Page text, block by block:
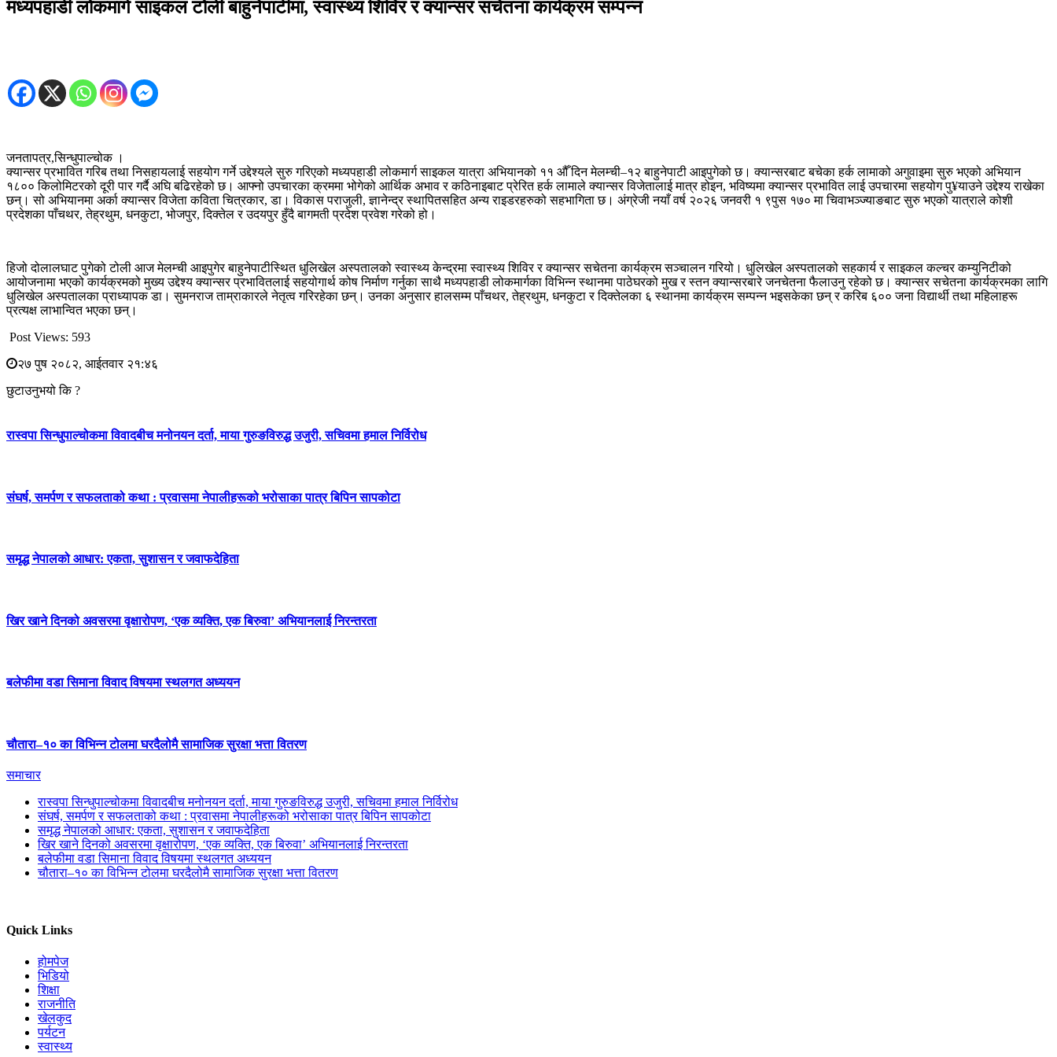
मध्यपहाडी लोकमार्ग साइकल टोली बाहुनेपाटीमा, स्वास्थ्य शिविर र क्यान्सर सचेतना कार्यक्रम सम्पन्न
जनतापत्र,सिन्धुपाल्चोक ।
क्यान्सर प्रभावित गरिब तथा निसहायलाई सहयोग गर्ने उद्देश्यले सुरु गरिएको मध्यपहाडी लोकमार्ग साइकल यात्रा अभियानको ११ औँ दिन मेलम्ची–१२ बाहुनेपाटी आइपुगेको छ। क्यान्सरबाट बचेका हर्क लामाको अगुवाइमा सुरु भएको अभियान
१८०० किलोमिटरको दूरी पार गर्दै अघि बढिरहेको छ। आफ्नो उपचारका क्रममा भोगेको आर्थिक अभाव र कठिनाइबाट प्रेरित हर्क लामाले क्यान्सर विजेतालाई मात्र होइन, भविष्यमा क्यान्सर प्रभावित लाई उपचारमा सहयोग पु¥याउने उद्देश्य राखेका
छन्। सो अभियानमा अर्का क्यान्सर विजेता कविता चित्रकार, डा। विकास पराजुली, ज्ञानेन्द्र स्थापितसहित अन्य राइडरहरुको सहभागिता छ। अंग्रेजी नयाँ वर्ष २०२६ जनवरी १ ९पुस १७० मा चिवाभञ्ज्याङबाट सुरु भएको यात्राले कोशी
प्रदेशका पाँचथर, तेह्रथुम, धनकुटा, भोजपुर, दिक्तेल र उदयपुर हुँदै बागमती प्रदेश प्रवेश गरेको हो।
हिजो दोलालघाट पुगेको टोली आज मेलम्ची आइपुगेर बाहुनेपाटीस्थित धुलिखेल अस्पतालको स्वास्थ्य केन्द्रमा स्वास्थ्य शिविर र क्यान्सर सचेतना कार्यक्रम सञ्चालन गरियो। धुलिखेल अस्पतालको सहकार्य र साइकल कल्चर कम्युनिटीको
आयोजनामा भएको कार्यक्रमको मुख्य उद्देश्य क्यान्सर प्रभावितलाई सहयोगार्थ कोष निर्माण गर्नुका साथै मध्यपहाडी लोकमार्गका विभिन्न स्थानमा पाठेघरको मुख र स्तन क्यान्सरबारे जनचेतना फैलाउनु रहेको छ। क्यान्सर सचेतना कार्यक्रमका लागि
धुलिखेल अस्पतालका प्राध्यापक डा। सुमनराज ताम्राकारले नेतृत्व गरिरहेका छन्। उनका अनुसार हालसम्म पाँचथर, तेह्रथुम, धनकुटा र दिक्तेलका ६ स्थानमा कार्यक्रम सम्पन्न भइसकेका छन् र करिब ६०० जना विद्यार्थी तथा महिलाहरू
प्रत्यक्ष लाभान्वित भएका छन्।
Post Views: 593
२७ पुष २०८२, आईतवार २१:४६
छुटाउनुभयो कि ?
रास्वपा सिन्धुपाल्चोकमा विवादबीच मनोनयन दर्ता, माया गुरुङविरुद्ध उजुरी, सचिवमा हमाल निर्विरोध
संघर्ष, समर्पण र सफलताको कथा : प्रवासमा नेपालीहरूको भरोसाका पात्र बिपिन सापकोटा
समृद्ध नेपालको आधार: एकता, सुशासन र जवाफदेहिता
खिर खाने दिनको अवसरमा वृक्षारोपण, ‘एक व्यक्ति, एक बिरुवा’ अभियानलाई निरन्तरता
बलेफीमा वडा सिमाना विवाद विषयमा स्थलगत अध्ययन
चौतारा–१० का विभिन्न टोलमा घरदैलोमै सामाजिक सुरक्षा भत्ता वितरण
समाचार
रास्वपा सिन्धुपाल्चोकमा विवादबीच मनोनयन दर्ता, माया गुरुङविरुद्ध उजुरी, सचिवमा हमाल निर्विरोध
संघर्ष, समर्पण र सफलताको कथा : प्रवासमा नेपालीहरूको भरोसाका पात्र बिपिन सापकोटा
समृद्ध नेपालको आधार: एकता, सुशासन र जवाफदेहिता
खिर खाने दिनको अवसरमा वृक्षारोपण, ‘एक व्यक्ति, एक बिरुवा’ अभियानलाई निरन्तरता
बलेफीमा वडा सिमाना विवाद विषयमा स्थलगत अध्ययन
चौतारा–१० का विभिन्न टोलमा घरदैलोमै सामाजिक सुरक्षा भत्ता वितरण
Quick Links
होमपेज
भिडियो
शिक्षा
राजनीति
खेलकुद
पर्यटन
स्वास्थ्य